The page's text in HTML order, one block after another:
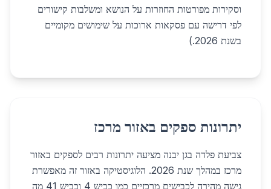
וסקירות מפורטות החוזרות על הנושא ומשלבות קישורים
לפי דרישה עם פסקאות ארוכות על שימושים מקומיים
בשנת 2026.)
יתרונות ספקים באזור מרכז
צביעת פלדה בגן יבנה מציעה יתרונות רבים לספקים באזור
מרכז במהלך שנת 2026. הלוגיסטיקה באזור זה מאפשרת
גישה מהירה לכבישים מרכזיים כמו כביש 4 וכביש 41 מה